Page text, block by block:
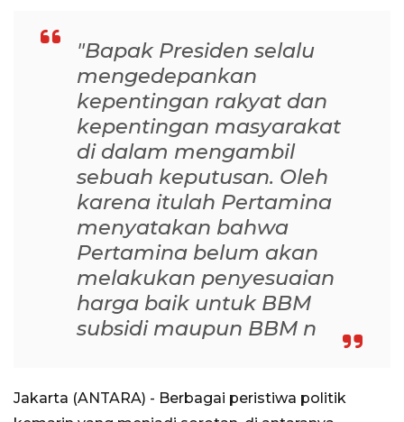
"Bapak Presiden selalu
mengedepankan
kepentingan rakyat dan
kepentingan masyarakat
di dalam mengambil
sebuah keputusan. Oleh
karena itulah Pertamina
menyatakan bahwa
Pertamina belum akan
melakukan penyesuaian
harga baik untuk BBM
subsidi maupun BBM n
Jakarta (ANTARA) - Berbagai peristiwa politik